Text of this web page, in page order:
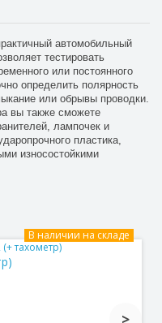
автомобильный
тестировать
или постоянного
определить полярность
или обрывы проводки.
вы также сможете
лампочек и
пластика,
износостойкими
В наличии на складе